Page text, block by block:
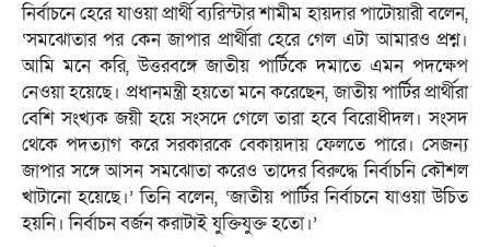
নির্বাচনে হেরে যাওয়া প্রার্থী ব্যরিস্টার শামীম হায়দার পাটোয়ারী বলেন,
‘সমঝোতার পর কেন জাপার প্রার্থীরা হেরে গেল এটা আমারও প্রশ্ন।
আমি মনে করি, উত্তরবঙ্গে জাতীয় পার্টিকে দমাতে এমন পদক্ষেপ
নেওয়া হয়েছে। প্রধানমন্ত্রী হয়তো মনে করেছেন, জাতীয় পার্টির প্রার্থীরা
বেশি সংখ্যক জয়ী হয়ে সংসদে গেলে তারা হবে বিরোধীদল। সংসদ
থেকে পদত্যাগ করে সরকারকে বেকায়দায় ফেলতে পারে। সেজন্য
জাপার সঙ্গে আসন সমঝোতা করেও তাদের বিরুদ্ধে নির্বাচনি কৌশল
খাটানো হয়েছে।’ তিনি বলেন, ‘জাতীয় পার্টির নির্বাচনে যাওয়া উচিত
হয়নি। নির্বাচন বর্জন করাটাই যুক্তিযুক্ত হতো।’